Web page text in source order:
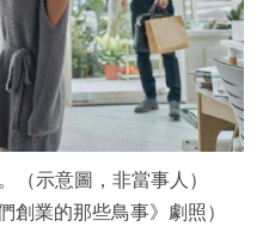
（示意圖，非當事人）
創業的那些鳥事》劇照）